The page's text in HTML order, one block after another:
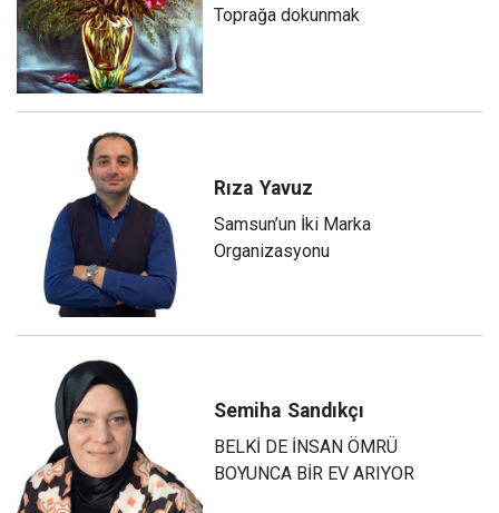
Toprağa dokunmak
Rıza Yavuz
Samsun’un İki Marka
Organizasyonu
Semiha Sandıkçı
BELKİ DE İNSAN ÖMRÜ
BOYUNCA BİR EV ARIYOR